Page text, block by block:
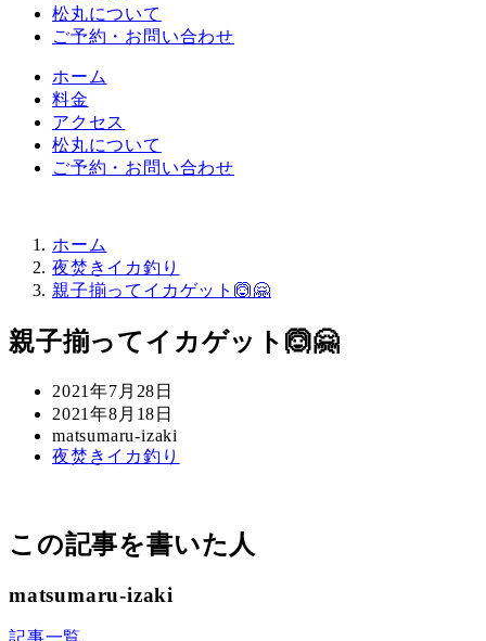
松丸について
ご予約・お問い合わせ
ホーム
料金
アクセス
松丸について
ご予約・お問い合わせ
ホーム
夜焚きイカ釣り
親子揃ってイカゲット🙆🤗
親子揃ってイカゲット🙆🤗
投
稿
日
2021年7月28日
更
新
日
2021年8月18日
著
者
matsumaru-izaki
カ
ー
夜焚きイカ釣り
この記事を書いた人
matsumaru-izaki